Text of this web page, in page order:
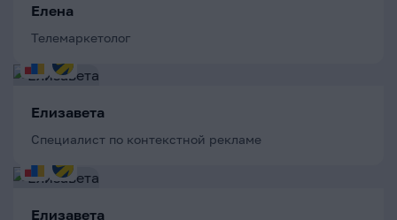
Елена
Телемаркетолог
Елизавета
Специалист по контекстной рекламе
Елизавета